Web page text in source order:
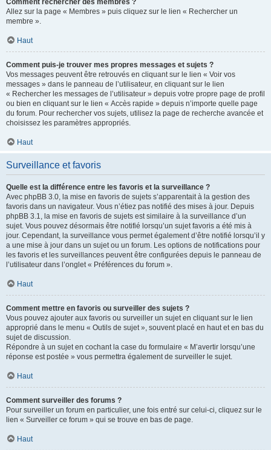
Comment rechercher des membres ?
Allez sur la page « Membres » puis cliquez sur le lien « Rechercher un
membre ».
Haut
Comment puis-je trouver mes propres messages et sujets ?
Vos messages peuvent être retrouvés en cliquant sur le lien « Voir vos
messages » dans le panneau de l’utilisateur, en cliquant sur le lien
« Rechercher les messages de l’utilisateur » depuis votre propre page de profil
ou bien en cliquant sur le lien « Accès rapide » depuis n’importe quelle page
du forum. Pour rechercher vos sujets, utilisez la page de recherche avancée et
choisissez les paramètres appropriés.
Haut
Surveillance et favoris
Quelle est la différence entre les favoris et la surveillance ?
Avec phpBB 3.0, la mise en favoris de sujets s’apparentait à la gestion des
favoris dans un navigateur. Vous n’étiez pas notifié des mises à jour. Depuis
phpBB 3.1, la mise en favoris de sujets est similaire à la surveillance d’un
sujet. Vous pouvez désormais être notifié lorsqu’un sujet favoris a été mis à
jour. Cependant, la surveillance vous permet également d’être notifié lorsqu’il y
a une mise à jour dans un sujet ou un forum. Les options de notifications pour
les favoris et les surveillances peuvent être configurées depuis le panneau de
l’utilisateur dans l’onglet « Préférences du forum ».
Haut
Comment mettre en favoris ou surveiller des sujets ?
Vous pouvez ajouter aux favoris ou surveiller un sujet en cliquant sur le lien
approprié dans le menu « Outils de sujet », souvent placé en haut et en bas du
sujet de discussion.
Répondre à un sujet en cochant la case du formulaire « M’avertir lorsqu’une
réponse est postée » vous permettra également de surveiller le sujet.
Haut
Comment surveiller des forums ?
Pour surveiller un forum en particulier, une fois entré sur celui-ci, cliquez sur le
lien « Surveiller ce forum » qui se trouve en bas de page.
Haut